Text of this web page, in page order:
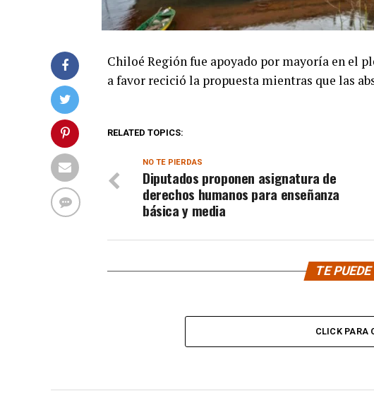
Chiloé Región fue apoyado por mayoría en el
a favor recició la propuesta mientras que las
RELATED TOPICS:
NO TE PIERDAS
Diputados proponen asignatura de
derechos humanos para enseñanza
básica y media
TE
CLICK PARA